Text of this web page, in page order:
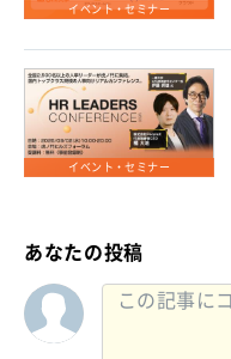
イベント・セミナー
イベント・セミナー
あなたの投稿